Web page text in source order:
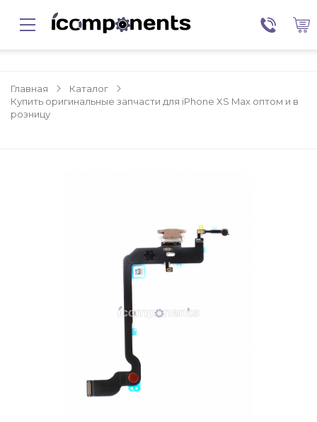
Главная
Каталог
Купить оригинальные запчасти для iPhone XS Max оптом и в
розницу